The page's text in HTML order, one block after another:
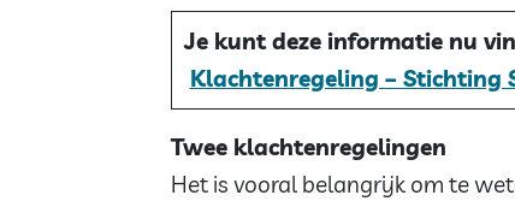
Je kunt deze informatie nu
Klachtenregeling – Stichting
Twee klachtenregelingen
Het is vooral belangrijk om te